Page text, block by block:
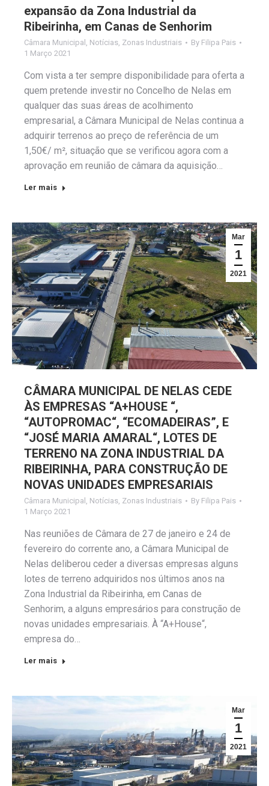
expansão da Zona Industrial da
Ribeirinha, em Canas de Senhorim
Câmara Municipal Notícias Zonas Industriais By Filipa Pais
1 Março 2021
Com vista a ter sempre disponibilidade para oferta a
quem pretende investir no Concelho de Nelas em
qualquer das suas áreas de acolhimento
empresarial, a Câmara Municipal de Nelas continua a
adquirir terrenos ao preço de referência de um
1,50€/ m², situação que se verificou agora com a
aprovação em reunião de câmara da aquisição…
Ler mais
Mar
1
2021
CÂMARA MUNICIPAL DE NELAS CEDE
ÀS EMPRESAS “A+HOUSE “,
“AUTOPROMAC“, “ECOMADEIRAS”, E
“JOSÉ MARIA AMARAL“, LOTES DE
TERRENO NA ZONA INDUSTRIAL DA
RIBEIRINHA, PARA CONSTRUÇÃO DE
NOVAS UNIDADES EMPRESARIAIS
Câmara Municipal Notícias Zonas Industriais By Filipa Pais
1 Março 2021
Nas reuniões de Câmara de 27 de janeiro e 24 de
fevereiro do corrente ano, a Câmara Municipal de
Nelas deliberou ceder a diversas empresas alguns
lotes de terreno adquiridos nos últimos anos na
Zona Industrial da Ribeirinha, em Canas de
Senhorim, a alguns empresários para construção de
novas unidades empresariais. À “A+House“,
empresa do…
Ler mais
Mar
1
2021